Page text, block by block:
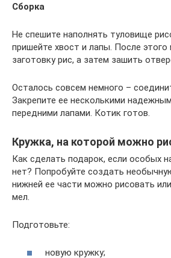
Сборка
Не спешите наполнять туловище
пришейте хвост и лапы. После
заготовку рис, а затем зашить
Осталось совсем немного –
Закрепите ее несколькими
передними лапами. Котик готов.
Кружка, на которой можно
Как сделать подарок, если особых
нет? Попробуйте создать
нижней ее части можно рисовать
мел.
Подготовьте:
новую кружку;